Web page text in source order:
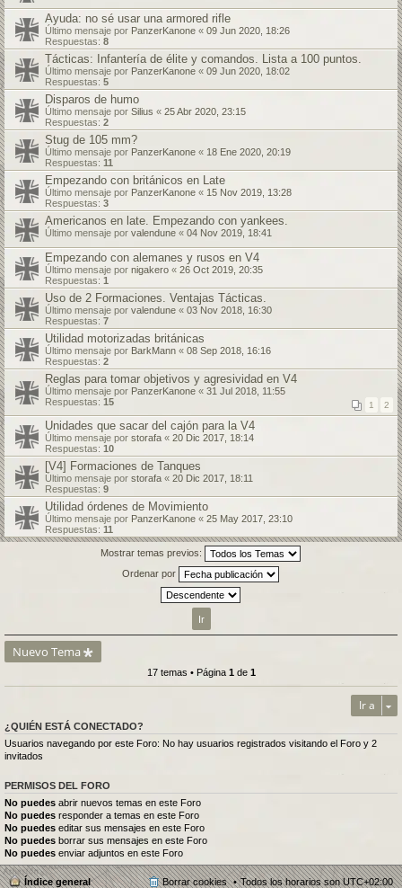
Ayuda: no sé usar una armored rifle
Último mensaje por PanzerKanone « 09 Jun 2020, 18:26
Respuestas: 8
Tácticas: Infantería de élite y comandos. Lista a 100 puntos.
Último mensaje por PanzerKanone « 09 Jun 2020, 18:02
Respuestas: 5
Disparos de humo
Último mensaje por Silius « 25 Abr 2020, 23:15
Respuestas: 2
Stug de 105 mm?
Último mensaje por PanzerKanone « 18 Ene 2020, 20:19
Respuestas: 11
Empezando con británicos en Late
Último mensaje por PanzerKanone « 15 Nov 2019, 13:28
Respuestas: 3
Americanos en late. Empezando con yankees.
Último mensaje por valendune « 04 Nov 2019, 18:41
Empezando con alemanes y rusos en V4
Último mensaje por nigakero « 26 Oct 2019, 20:35
Respuestas: 1
Uso de 2 Formaciones. Ventajas Tácticas.
Último mensaje por valendune « 03 Nov 2018, 16:30
Respuestas: 7
Utilidad motorizadas británicas
Último mensaje por BarkMann « 08 Sep 2018, 16:16
Respuestas: 2
Reglas para tomar objetivos y agresividad en V4
Último mensaje por PanzerKanone « 31 Jul 2018, 11:55
Respuestas: 15 1 2
Unidades que sacar del cajón para la V4
Último mensaje por storafa « 20 Dic 2017, 18:14
Respuestas: 10
[V4] Formaciones de Tanques
Último mensaje por storafa « 20 Dic 2017, 18:11
Respuestas: 9
Utilidad órdenes de Movimiento
Último mensaje por PanzerKanone « 25 May 2017, 23:10
Respuestas: 11
Mostrar temas previos:
Ordenar por
Nuevo Tema
17 temas • Página 1de 1
Ir a
¿QUIÉN ESTÁ CONECTADO?
Usuarios navegando por este Foro: No hay usuarios registrados visitando el Foro y 2
invitados
PERMISOS DEL FORO
No puedes abrir nuevos temas en este Foro
No puedes responder a temas en este Foro
No puedes editar sus mensajes en este Foro
No puedes borrar sus mensajes en este Foro
No puedes enviar adjuntos en este Foro
Índice general Todos los horarios sonUTC+02:00
Borrar cookies